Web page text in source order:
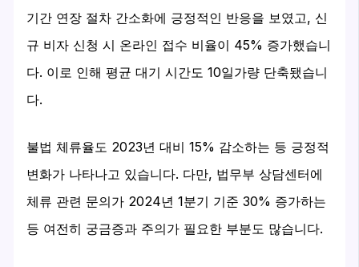
기간 연장 절차 간소화에 긍정적인 반응을 보였고, 신
규 비자 신청 시 온라인 접수 비율이 45% 증가했습니
다. 이로 인해 평균 대기 시간도 10일가량 단축됐습니
다.
불법 체류율도 2023년 대비 15% 감소하는 등 긍정적
변화가 나타나고 있습니다. 다만, 법무부 상담센터에
체류 관련 문의가 2024년 1분기 기준 30% 증가하는
등 여전히 궁금증과 주의가 필요한 부분도 많습니다.